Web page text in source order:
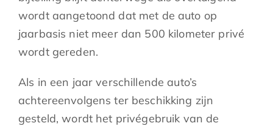
wordt aangetoond dat met de auto op
jaarbasis niet meer dan 500 kilometer privé
wordt gereden.
Als in een jaar verschillende auto’s
achtereenvolgens ter beschikking zijn
gesteld, wordt het privégebruik van de